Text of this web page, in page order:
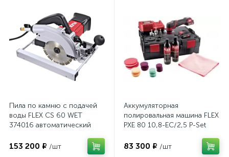
Пила по камню с подачей
воды FLEX CS 60 WET
374016 автоматический
153 200 ₽ /шт
Аккумуляторная
полировальная машина FLEX
PXE 80 10,8-EC/2,5 P-Set
83 300 ₽ /шт